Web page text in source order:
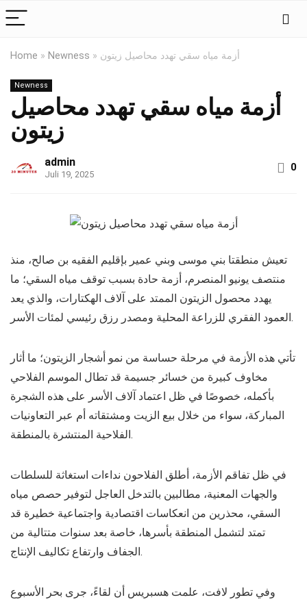
Home » Newness » أزمة مياه سقي تهدد محاصيل زيتون
Newness
أزمة مياه سقي تهدد محاصيل
زيتون
admin
Juli 19, 2025
0
تعيش منطقتا بني موسى وبني عمير بإقليم الفقيه بن صالح، منذ
منتصف يونيو المنصرم، أزمة حادة بسبب توقف مياه السقي؛ ما
يهدد محصول الزيتون الممتد على آلاف الهكتارات، والذي يعد
العمود الفقري للزراعة المحلية ومصدر رزق رئيسي لمئات الأسر.
تأتي هذه الأزمة في مرحلة حساسة من نمو أشجار الزيتون؛ ما أثار
مخاوف كبيرة من خسائر جسيمة قد تطال الموسم الفلاحي
بأكمله، خصوصًا في ظل اعتماد آلاف الأسر على هذه الشجرة
المباركة، سواء من خلال بيع الزيت ومشتقاته أم عبر التعاونيات
الفلاحية المنتشرة بالمنطقة.
في ظل تفاقم الأزمة، أطلق الفلاحون نداءات استغاثة للسلطات
والجهات المعنية، مطالبين بالتدخل العاجل لتوفير حصص مياه
السقي، محذرين من انعكاسات اقتصادية واجتماعية خطيرة قد
تمتد لتشمل المنطقة بأسرها، خاصة بعد سنوات متتالية من
الجفاف وارتفاع تكاليف الإنتاج.
وفي تطور لافت، علمت هسبريس أن لقاءً، جرى بحر الأسبوع